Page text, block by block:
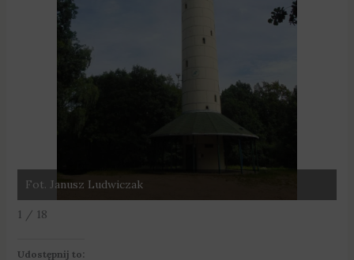
Fot. Janusz Ludwiczak
1 / 18
Udostępnij to: